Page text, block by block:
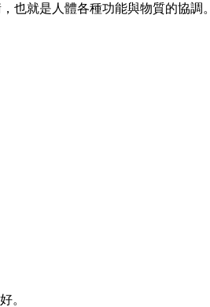
就是人體各種功能與物質的協調。
。